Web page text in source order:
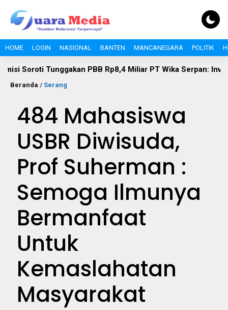
HOME LOGIN NASIONAL BANTEN MANCANEGARA POLITIK
Tunggakan PBB Rp8,4 Miliar PT Wika Serpan: Investor
Beranda / Serang
484 Mahasiswa
USBR Diwisuda,
Prof Suherman :
Semoga Ilmunya
Bermanfaat
Untuk
Kemaslahatan
Masyarakat